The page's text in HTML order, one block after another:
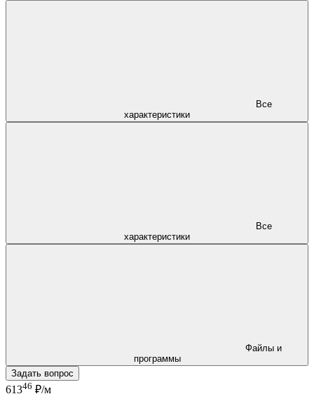
характеристики
характеристики
программы
Задать вопрос
61346 ₽/м